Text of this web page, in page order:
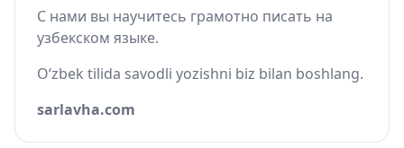
С нами вы научитесь грамотно писать на
узбекском языке.
O‘zbek tilida savodli yozishni biz bilan boshlang.
sarlavha.com